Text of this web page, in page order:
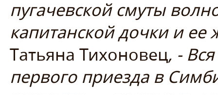
пугачевской смуты
капитанской дочки и ее
Татьяна Тихоновец, -
первого приезда в